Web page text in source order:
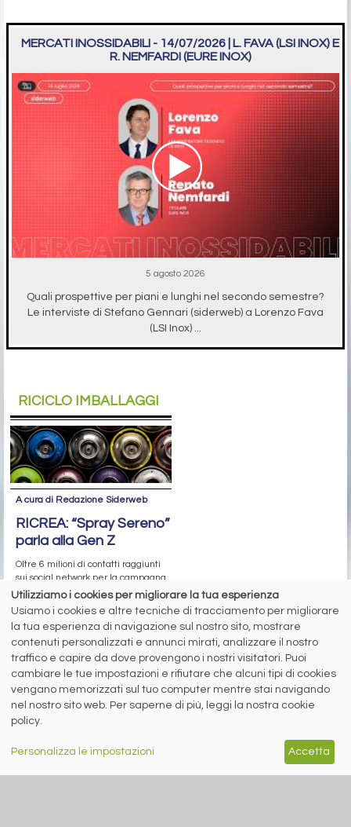
MERCATI INOSSIDABILI - 14/07/2026 | L. FAVA (LSI INOX) E
R. NEMFARDI (EURE INOX)
5 agosto 2026
Quali prospettive per piani e lunghi nel secondo semestre?
Le interviste di Stefano Gennari (siderweb) a Lorenzo Fava
(LSI Inox) ...
RICICLO IMBALLAGGI
A cura di Redazione Siderweb
RICREA: “Spray Sereno”
parla alla Gen Z
Oltre 6 milioni di contatti raggiunti
sui social network per la campagna
sul riciclo degli aerosol
siderweb
LA COMMUNITY DELL'ACCIAIO
Siderweb S.p.A. SB Società del gruppo Morandi Group s.r.l.
ISSN 2532
E. info@siderweb.com
Utilizziamo i cookies per migliorare la tua esperienza
Usiamo i cookies e altre tecniche di tracciamento per migliorare
la tua esperienza di navigazione sul nostro sito, mostrare
contenuti personalizzati e annunci mirati, analizzare il nostro
traffico e capire da dove provengono i nostri visitatori. Puoi
cambiare le tue impostazioni e rifiutare che alcuni tipi di cookies
vengano memorizzati sul tuo computer mentre stai navigando
nel nostro sito web. Per saperne di più, leggi la nostra cookie
policy.
Personalizza le impostazioni Accetta